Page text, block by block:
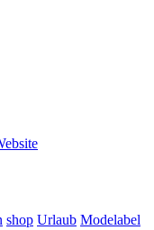
shop Urlaub Modelabel